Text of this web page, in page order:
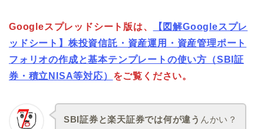
Googleスプレッドシート版は、
【図解Googleスプレ
ッドシート】株投資信託・資産運用・資産管理ポート
フォリオの作成と基本テンプレートの使い方（SBI証
券・積立NISA等対応） をご覧ください。
SBI証券と楽天証券では何が違う んかい？